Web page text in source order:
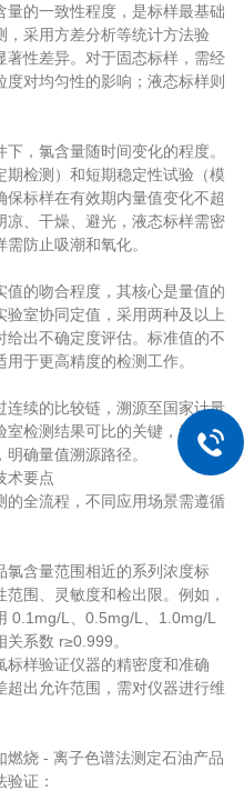
的一致性程度，是标样最基础
，采用方差分析等统计方法验
性差异。对于固态标样，需经
对均匀性的影响；液态标样则
，氯含量随时间变化的程度。
检测）和短期稳定性试验（模
标样在有效期内量值变化不超
、干燥、避光，液态标样需密
防止吸潮和氧化。
的吻合程度，其核心是量值的
室协同定值，采用两种及以上
出不确定度评估。标准值的不
于更高精度的检测工作。
续的比较链，溯源至国家计量
检测结果可比的关键，氯标样
确量值溯源路径。
要点
全流程，不同应用场景需遵循
含量范围相近的系列浓度标
围、灵敏度和检出限。例如，
0.1mg/L、0.5mg/L、1.0mg/L
系数 r≥0.999。
样验证仪器的精密度和准确
超出允许范围，需对仪器进行维
烧 - 离子色谱法测定石油产品
证：